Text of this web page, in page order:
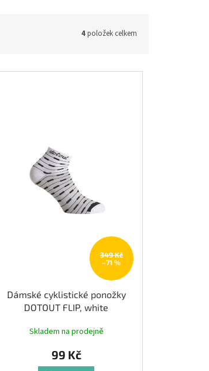
4položek celkem
349 Kč
–71 %
Dámské cyklistické ponožky
DOTOUT FLIP, white
Skladem na prodejně
99 Kč